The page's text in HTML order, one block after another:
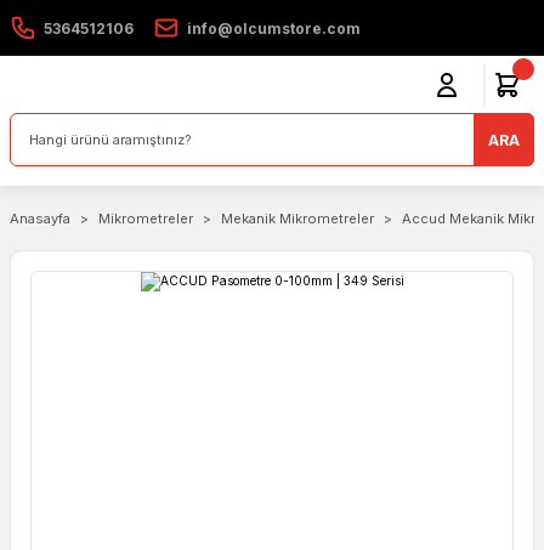
5364512106 info@olcumstore.com
ARA
Anasayfa Mikrometreler Mekanik Mikrometreler Accud Mekanik